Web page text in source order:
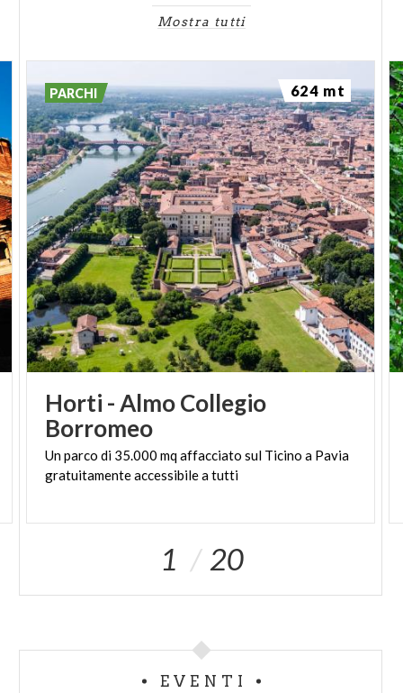
Mostra tutti
Horti - Almo Collegio
Borromeo
Unparco di 35.000 mqaffacciato sul Ticino a Pavia
gratuitamenteaccessibileatutti
PARCHI 624 mt
1 20
EVENTI